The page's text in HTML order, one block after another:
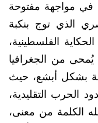
في مواجهة مفتوحة
الذي توج بنكبة
الحكاية الفلسطينية،
من الجغرافيا
بشكل أبشع، حيث
الحرب التقليدية،
الكلمة من معنى،